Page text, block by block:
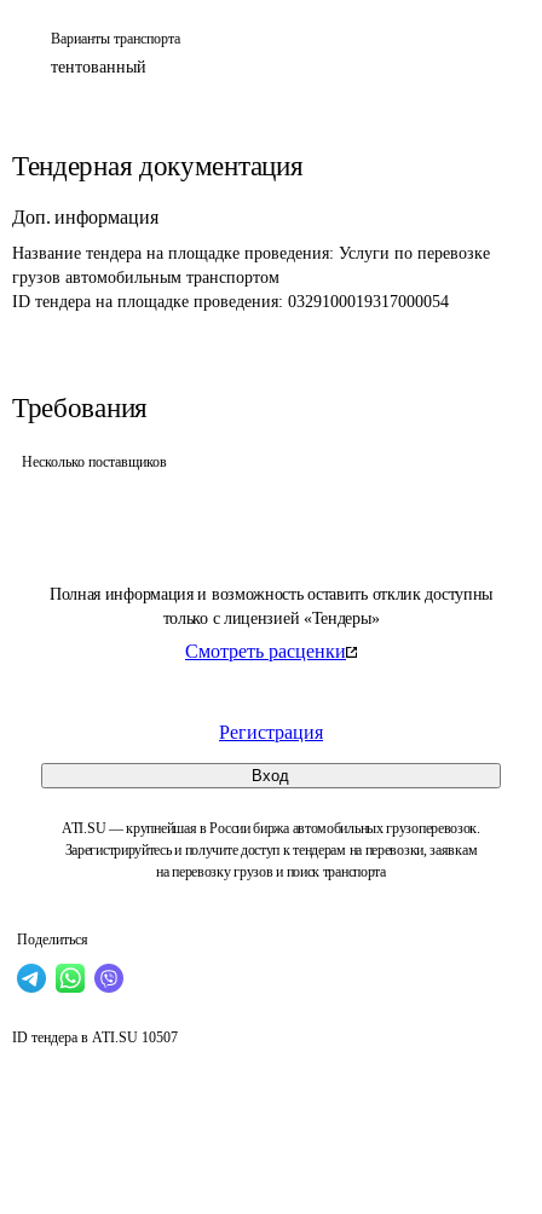
Полная информация и возможность оставить отклик доступны
только с лицензией «Тендеры»
Смотреть расценки
Регистрация
Вход
ATI.SU — крупнейшая в России биржа автомобильных грузоперевозок.
Зарегистрируйтесь и получите доступ к тендерам на перевозки, заявкам
на перевозку грузов и поиск транспорта
Поделиться
Варианты транспорта
тентованный
Тендерная документация
Доп. информация
Название тендера на площадке проведения: Услуги по перевозке
грузов автомобильным транспортом
ID тендера на площадке проведения: 0329100019317000054
Требования
Несколько поставщиков
ID тендера в ATI.SU 10507